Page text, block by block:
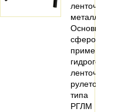
ленточная
металлическая.
Основной
сферой
применения
ленточных
рулеток
типа
РГЛМ